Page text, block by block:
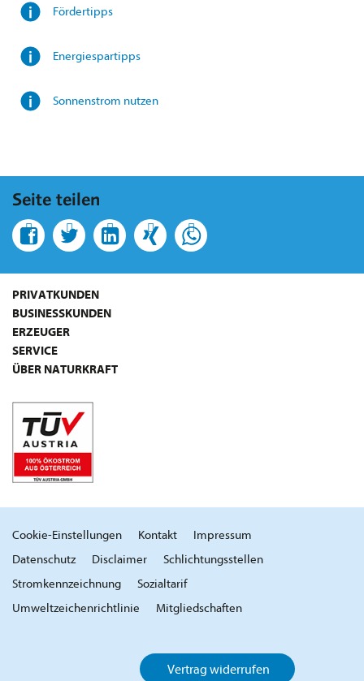
Fördertipps
Energiespartipps
Sonnenstrom nutzen
Seite teilen
PRIVATKUNDEN
BUSINESSKUNDEN
ERZEUGER
SERVICE
ÜBER NATURKRAFT
Cookie-Einstellungen Kontakt
Impressum
Datenschutz
Disclaimer
Schlichtungsstellen
Stromkennzeichnung
Sozialtarif
Umweltzeichenrichtlinie
Mitgliedschaften
Vertrag widerrufen